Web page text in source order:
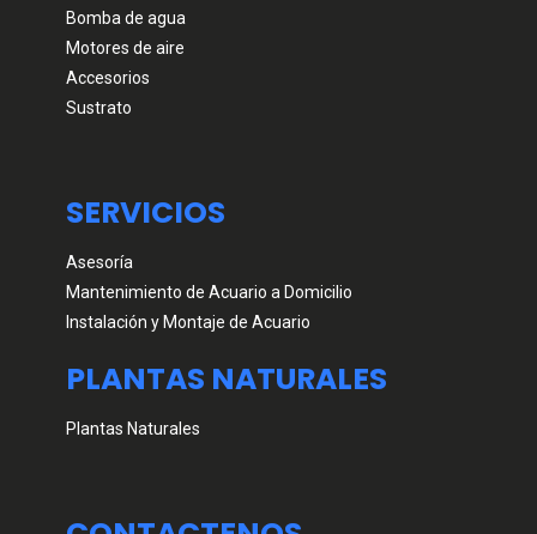
Bomba de agua
Motores de aire
Accesorios
Sustrato
SERVICIOS
Asesoría
Mantenimiento de Acuario a Domicilio
Instalación y Montaje de Acuario
PLANTAS NATURALES
Plantas Naturales